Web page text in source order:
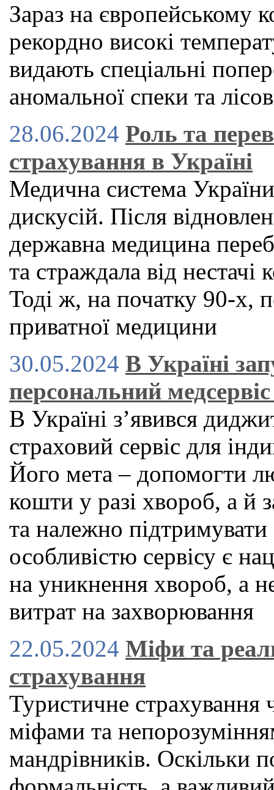
Зараз на європейському
рекордно високі
видають спеціальні
аномальної спеки та
28.06.2024 Роль та
страхування в Україні
Медична система
дискусій. Після
державна медицина
та страждала від нестачі
Тоді ж, на початку 90-х,
приватної медицини
30.05.2024 В Україні
персональний
В Україні зʼявився
страховий сервіс для
Його мета – допомогти
кошти у разі хвороб, а й
та належно
особливістю сервісу є
на уникнення хвороб, а
витрат на захворювання
22.05.2024 Міфи та
страхування
Туристичне страхування
міфами та
мандрівників. Оскільки